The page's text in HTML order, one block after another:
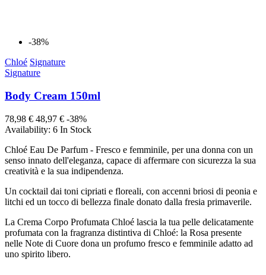
-38%
Chloé Signature
Signature
Body Cream 150ml
78,98 € 48,97 € -38%
Availability: 6 In Stock
Chloé Eau De Parfum - Fresco e femminile, per una donna con un
senso innato dell'eleganza, capace di affermare con sicurezza la sua
creatività e la sua indipendenza.
Un cocktail dai toni cipriati e floreali, con accenni briosi di peonia e
litchi ed un tocco di bellezza finale donato dalla fresia primaverile.
La Crema Corpo Profumata Chloé lascia la tua pelle delicatamente
profumata con la fragranza distintiva di Chloé: la Rosa presente
nelle Note di Cuore dona un profumo fresco e femminile adatto ad
uno spirito libero.